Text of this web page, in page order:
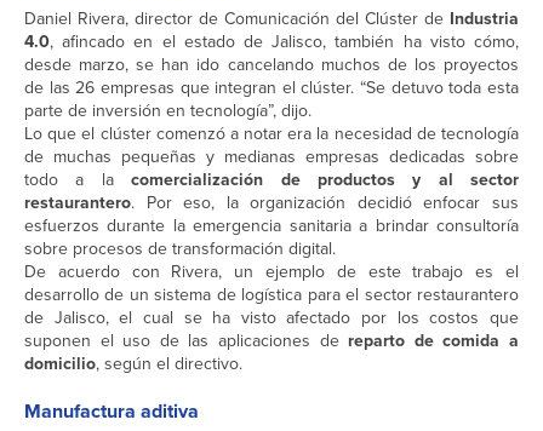
Daniel Rivera, director de Comunicación del Clúster de Industria
4.0, afincado en el estado de Jalisco, también ha visto cómo,
desde marzo, se han ido cancelando muchos de los proyectos
de las 26 empresas que integran el clúster. “Se detuvo toda esta
parte de inversión en tecnología”, dijo.
Lo que el clúster comenzó a notar era la necesidad de tecnología
de muchas pequeñas y medianas empresas dedicadas sobre
todo a lacomercialización de productos y al sector
restaurantero. Por eso, la organización decidió enfocar sus
esfuerzos durante la emergencia sanitaria a brindar consultoría
sobre procesos de transformación digital.
De acuerdo con Rivera, un ejemplo de este trabajo es el
desarrollo de un sistema de logística para el sector restaurantero
de Jalisco, el cual se ha visto afectado por los costos que
suponen el uso de las aplicaciones de reparto de comida a
domicilio, según el directivo.
Manufactura aditiva